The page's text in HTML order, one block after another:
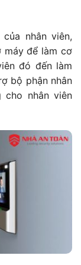
nhân viên,
máy để làm cơ
đó đến làm
bộ phận nhân
cho nhân viên